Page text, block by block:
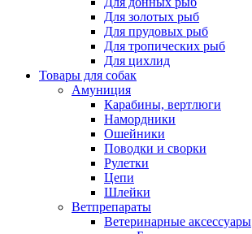
Для золотых рыб
Для прудовых рыб
Для тропических рыб
Для цихлид
Товары для собак
Амуниция
Карабины, вертлюги
Намордники
Ошейники
Поводки и сворки
Рулетки
Цепи
Шлейки
Ветпрепараты
Ветеринарные аксессуары